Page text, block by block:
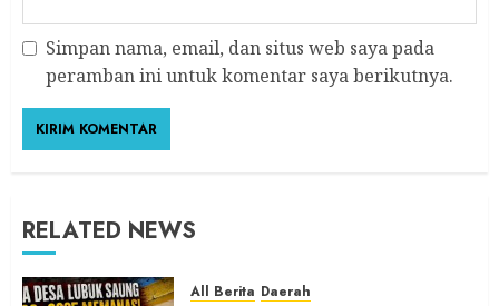
Simpan nama, email, dan situs web saya pada
peramban ini untuk komentar saya berikutnya.
RELATED NEWS
All Berita Daerah